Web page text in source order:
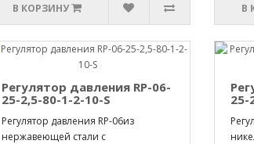
В КОРЗИНУ В
Регулятор давления RP-06-
25-2,5-80-1-2-10-S
Регулятор давления RP-06из
нержавеющей стали с
25-